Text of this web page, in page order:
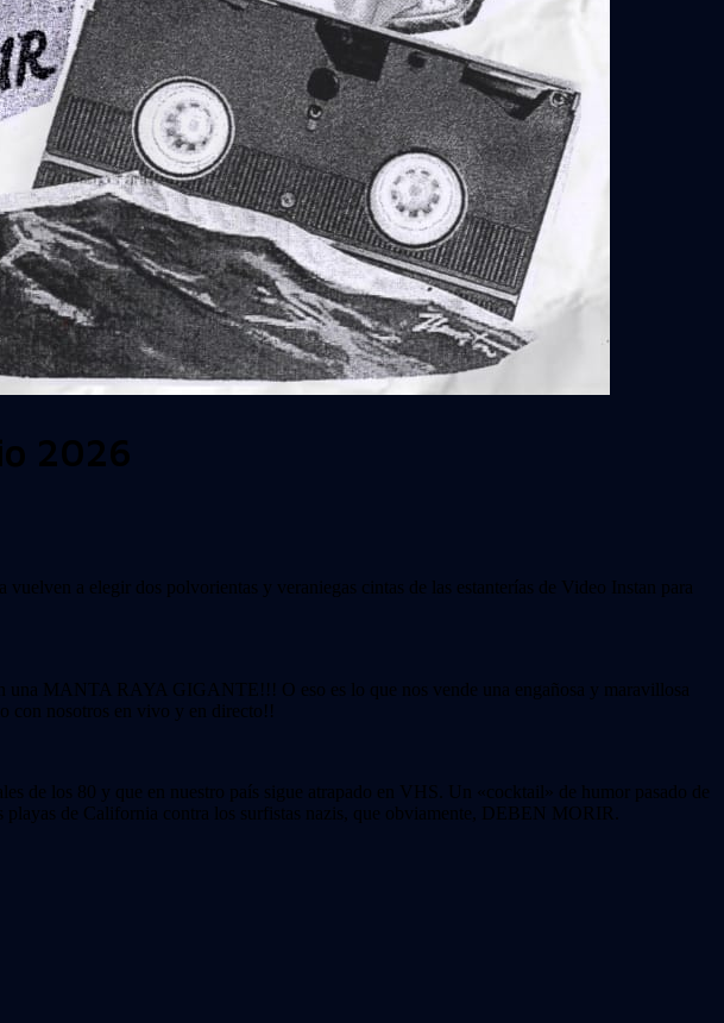
2026
a elegir dos polvorientas y veraniegas cintas de las estanterías de Video Instan para
una MANTA RAYA GIGANTE!!! O eso es lo que nos vende una engañosa y maravillosa
con nosotros en vivo y en directo!!
de los 80 y que en nuestro país sigue atrapado en VHS. Un «cocktail» de humor pasado de
de California contra los surfistas nazis, que obviamente, DEBEN MORIR.